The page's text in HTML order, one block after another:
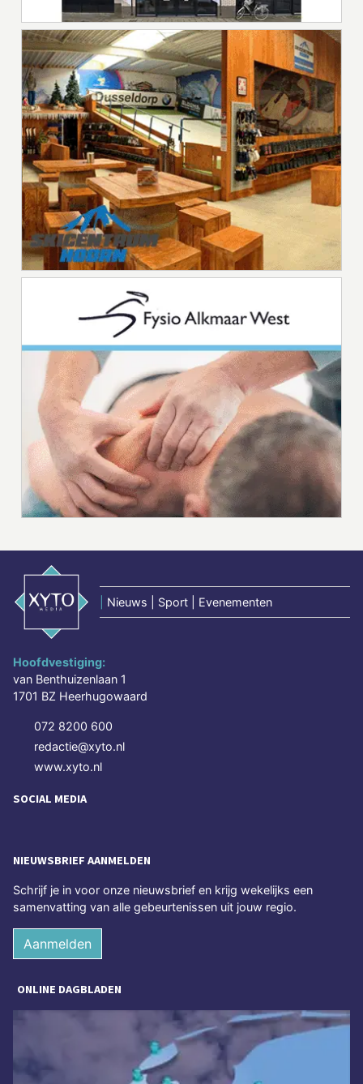
Nieuws | Sport | Evenementen
Hoofdvestiging:
van Benthuizenlaan 1
1701 BZ Heerhugowaard
072 8200 600
redactie@xyto.nl
www.xyto.nl
SOCIAL MEDIA
NIEUWSBRIEF AANMELDEN
Schrijf je in voor onze nieuwsbrief en krijg wekelijks een
samenvatting van alle gebeurtenissen uit jouw regio.
Aanmelden
ONLINE DAGBLADEN